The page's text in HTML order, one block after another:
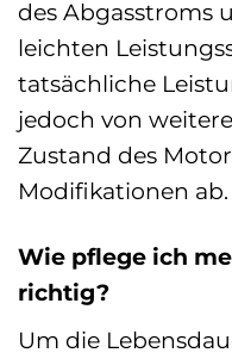
des Abgasstroms
leichten
tatsächliche
jedoch von
Zustand des
Modifikationen ab.
Wie pflege ich
richtig?
Um die